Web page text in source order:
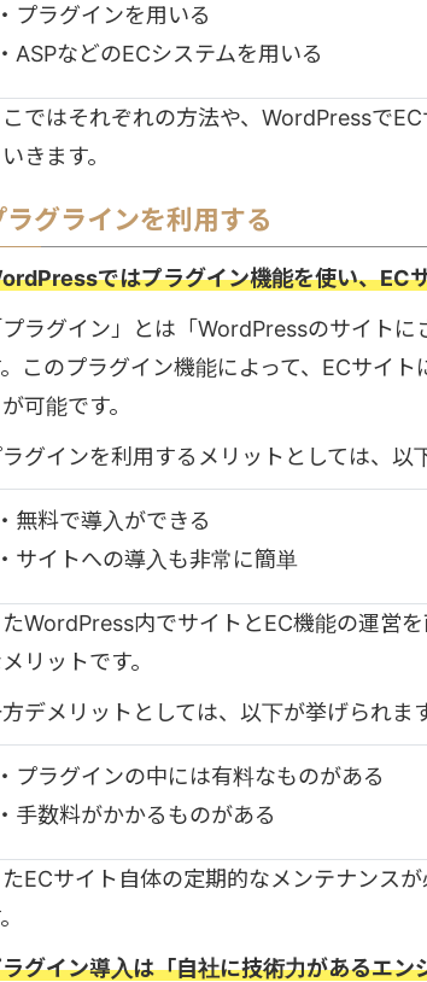
プラグインを用いる
ASPなどのECシステムを用いる
ではそれぞれの方法や、WordPressで
きます。
ラグラインを利用する
ではプラグイン機能を使い、EC
ラグイン」とは「WordPressのサイト
このプラグイン機能によって、ECサイ
可能です。
グインを利用するメリットとしては、以
無料で導入ができる
サイトへの導入も非常に簡単
WordPress内でサイトとEC機能の運営
リットです。
デメリットとしては、以下が挙げられます
プラグインの中には有料なものがある
手数料がかかるものがある
ECサイト自体の定期的なメンテナンス
グイン導入は「自社に技術力があるエ